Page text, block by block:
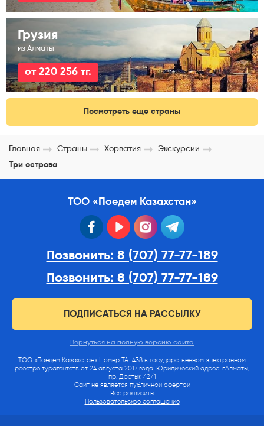
Грузия
из Алматы
от 220 256 тг.
Посмотреть еще страны
Главная Страны Хорватия
Экскурсии
Три острова
ТОО «Поедем Казахстан»
facebook youtube instagram
Позвонить: 8 (707) 77-77-189
Позвонить: 8 (707) 77-77-189
ПОДПИСАТЬСЯ НА РАССЫЛКУ
Вернуться на полную версию сайта
ТОО «Поедем Казахстан» Номер ТА-438 в государственном электронном
реестре турагентств от 24 августа 2017 года. Юридический адрес: г.Алматы,
пр. Достык 42/1
Сайт не является публичной офертой
Все реквизиты
Пользовательское соглашение